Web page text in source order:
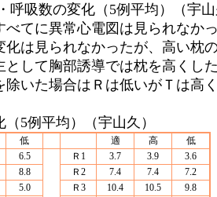
呼吸数の変化（5例平均）（宇
べてに異常心電図は見られなか
化は見られなかったが、高い枕
として胸部誘導では枕を高くし
除いた場合はＲは低いがＴは高
5例平均）（宇山久）
低 適 高 低
6.5 Ｒ1 3.7 3.9
3.6
8.8 Ｒ2 7.4 7.4
7.2
5.0 Ｒ3 10.4 10.5
9.8